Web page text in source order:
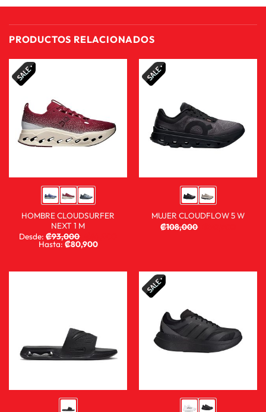
PRODUCTOS RELACIONADOS
HOMBRE CLOUDSURFER
NEXT 1 M
Desde:₡93,000
Hasta:₡80,900
MUJER CLOUDFLOW 5 W
₡108,000